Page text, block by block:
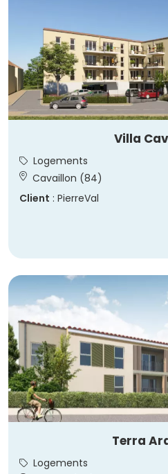
Villa
Logements
Cavaillon (84)
Client : PierreVal
Terra
Logements